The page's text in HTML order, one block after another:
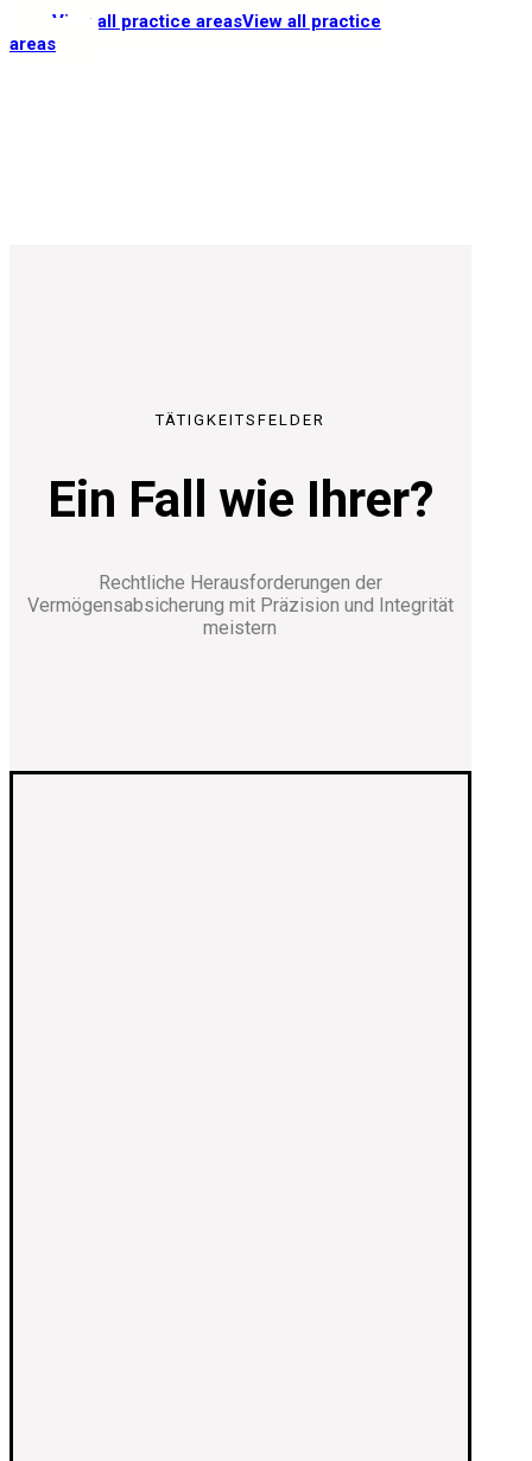
View all practice areasView all practice
areas
TÄTIGKEITSFELDER
Ein Fall wie Ihrer?
Rechtliche Herausforderungen der
Vermögensabsicherung mit Präzision und Integrität
meistern